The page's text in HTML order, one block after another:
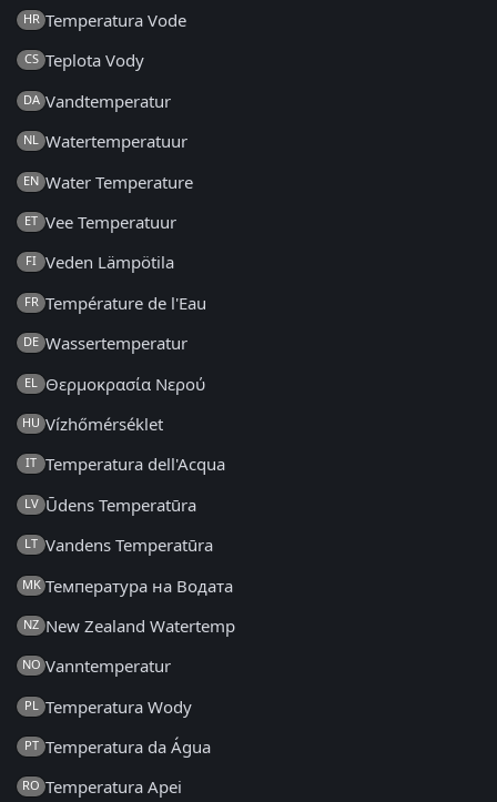
HR Temperatura Vode
CS Teplota Vody
DA Vandtemperatur
NL Watertemperatuur
EN Water Temperature
ET Vee Temperatuur
FI Veden Lämpötila
FR Température de l'Eau
DE Wassertemperatur
EL Θερμοκρασία Νερού
HU Vízhőmérséklet
IT Temperatura dell'Acqua
LV Ūdens Temperatūra
LT Vandens Temperatūra
MK Температура на Водата
NZ New Zealand Watertemp
NO Vanntemperatur
PL Temperatura Wody
PT Temperatura da Água
RO Temperatura Apei